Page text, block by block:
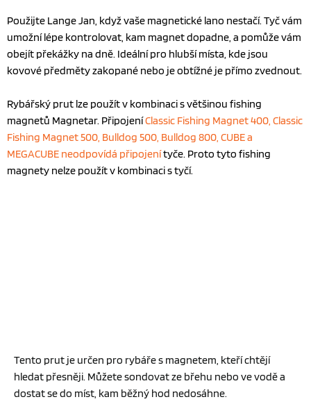
Použijte Lange Jan, když vaše magnetické lano nestačí. Tyč vám
umožní lépe kontrolovat, kam magnet dopadne, a pomůže vám
obejít překážky na dně. Ideální pro hlubší místa, kde jsou
kovové předměty zakopané nebo je obtížné je přímo zvednout.
Rybářský prut lze použít v kombinaci s většinou fishing
magnetů Magnetar. PřipojeníClassic Fishing Magnet 400, Classic
Fishing Magnet 500, Bulldog 500, Bulldog 800, CUBE a
MEGACUBE neodpovídá připojenítyče. Proto tyto fishing
magnety nelze použít v kombinaci s tyčí.
Tento prut je určen pro rybáře s magnetem, kteří chtějí
hledat přesněji. Můžete sondovat ze břehu nebo ve vodě a
dostat se do míst, kam běžný hod nedosáhne.